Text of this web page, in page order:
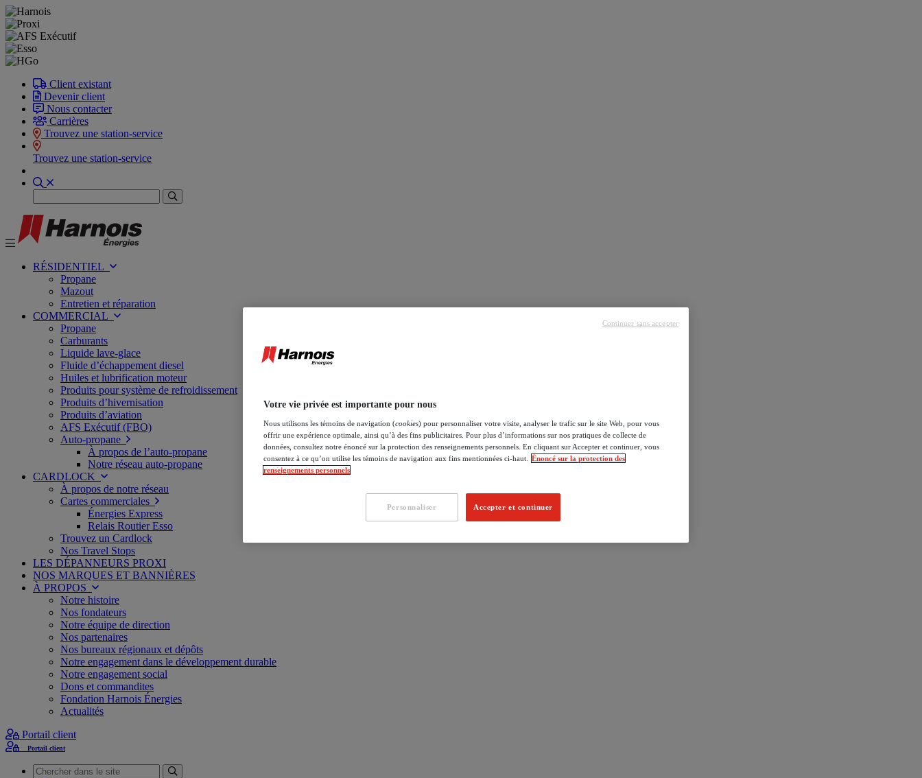
Client existant
Devenir client
Nous contacter
Carrières
Trouvez une station-service
Trouvez une station-service
RÉSIDENTIEL
Propane
Mazout
Entretien et réparation
COMMERCIAL
Propane
Carburants
Liquide lave-glace
Fluide d’échappement diesel
Huiles et lubrification moteur
Produits pour système de refroidissement
Produits d’hivernisation
Produits d’aviation
AFS Exécutif (FBO)
Auto-propane
À propos de l’auto-propane
Notre réseau auto-propane
CARDLOCK
À propos de notre réseau
Cartes commerciales
Énergies Express
Relais Routier Esso
Trouvez un Cardlock
Nos Travel Stops
LES DÉPANNEURS PROXI
NOS MARQUES ET BANNIÈRES
À PROPOS
Notre histoire
Nos fondateurs
Notre équipe de direction
Nos partenaires
Nos bureaux régionaux et dépôts
Notre engagement dans le développement durable
Notre engagement social
Dons et commandites
Fondation Harnois Énergies
Actualités
Portail client
Portail client
Recherche
Votre vie privée est importante pour nous
Nous utilisons les témoins de navigation (cookies) pour personnaliser votre visite, analyser le trafic sur le site Web, pour vous
offrir une expérience optimale, ainsi qu’à des fins publicitaires. Pour plus d’informations sur nos pratiques de collecte de
données, consultez notre énoncé sur la protection des renseignements personnels. En cliquant sur Accepter et continuer, vous
consentez à ce qu’on utilise les témoins de navigation aux fins mentionnées ci-haut.
Énoncé sur la protection des
renseignements personnels
Personnaliser Accepter et continuer
Continuer sans accepter